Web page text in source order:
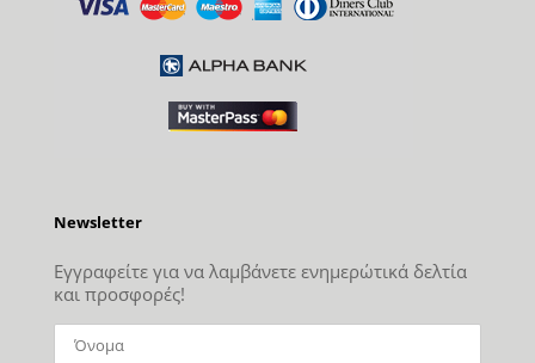
Newsletter
Εγγραφείτε για να λαμβάνετε ενημερώτικά δελτία
και προσφορές!